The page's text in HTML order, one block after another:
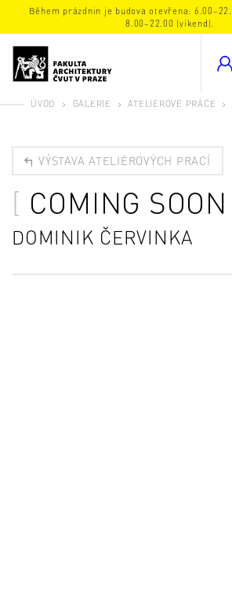
Během prázdnin je budova otevřena:
8.00–22.00 (víkend).
ÚVOD GALERIE ATELIÉROVÉ PRÁCE
VÝSTAVA ATELIÉROVÝCH PRACÍ
COMING SOON
DOMINIK ČERVINKA